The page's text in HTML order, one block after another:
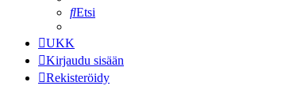
Etsi
UKK
Kirjaudu sisään
Rekisteröidy